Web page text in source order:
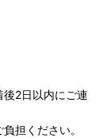
後2日以内にご連
担ください。